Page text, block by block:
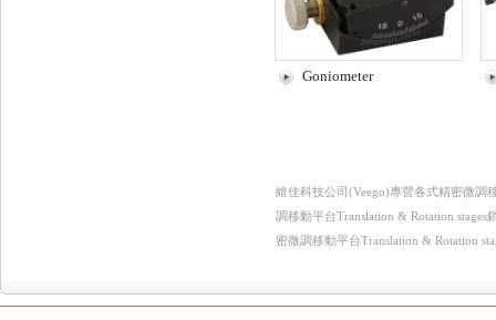
Goniometer
維佳科技公司(Veego)專營各式精密微調
調移動平台Translation & Rotation
密微調移動平台Translation & Rotation